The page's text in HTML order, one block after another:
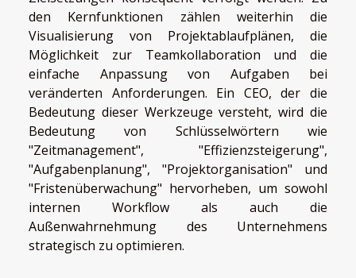
den Kernfunktionen zählen weiterhin die
Visualisierung von Projektablaufplänen, die
Möglichkeit zur Teamkollaboration und die
einfache Anpassung von Aufgaben bei
veränderten Anforderungen. Ein CEO, der die
Bedeutung dieser Werkzeuge versteht, wird die
Bedeutung von Schlüsselwörtern wie
"Zeitmanagement", "Effizienzsteigerung",
"Aufgabenplanung", "Projektorganisation" und
"Fristenüberwachung" hervorheben, um sowohl
internen Workflow als auch die
Außenwahrnehmung des Unternehmens
strategisch zu optimieren.